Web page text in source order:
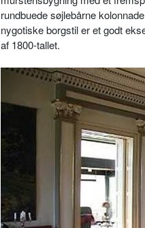
rundbuede søjlebårne
nygotiske borgstil er et godt
af 1800-tallet.